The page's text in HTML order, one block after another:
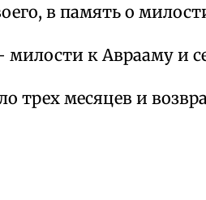
в память о
к Аврааму и
трех месяцев и